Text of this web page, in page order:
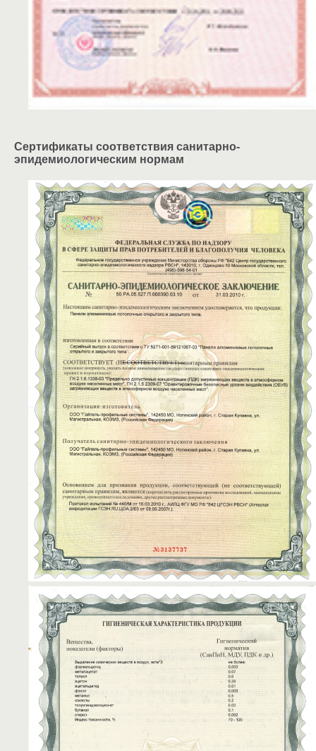
Сертификаты соответствия санитарно-
эпидемиологическим нормам